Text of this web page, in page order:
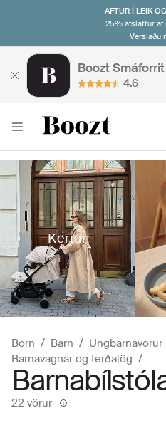
AFTUR Í LEIK
25% afsláttur af
Verslaðu
Boozt Smáforrit
4.6
Kerrur
Börn Barn
Ungbarnavörur
Barnavagnar og ferðalög
22 vörur